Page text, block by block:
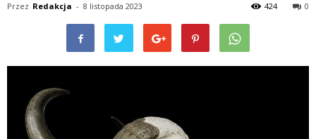
Przez Redakcja - 8 listopada 2023 0
424